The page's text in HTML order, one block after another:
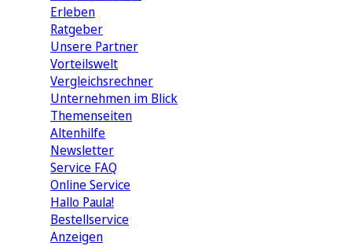
Erleben
Ratgeber
Unsere Partner
Vorteilswelt
Vergleichsrechner
Unternehmen im Blick
Themenseiten
Altenhilfe
Newsletter
Service FAQ
Online Service
Hallo Paula!
Bestellservice
Anzeigen